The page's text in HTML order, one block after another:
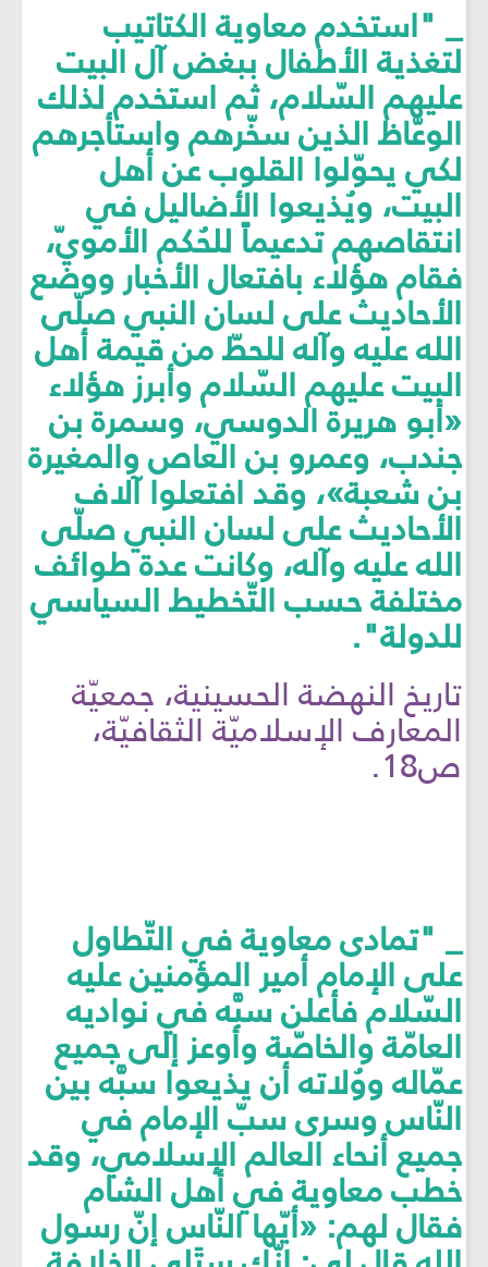
_ "استخدم معاوية الكتاتيب
لتغذية الأطفال ببغض آل البيت
عليهم السّلام، ثم استخدم لذلك
الوعّاظ الذين سخّرهم واستأجرهم
لكي يحوّلوا القلوب عن أهل
البيت، ويُذيعوا الأضاليل في
انتقاصهم تدعيماً للحُكم الأمويّ،
فقام هؤلاء بافتعال الأخبار ووضع
الأحاديث على لسان النبي صلّى
الله عليه وآله للحطّ من قيمة أهل
البيت عليهم السّلام وأبرز هؤلاء
«أبو هريرة الدوسي، وسمرة بن
جندب، وعمرو بن العاص والمغيرة
بن شعبة»، وقد افتعلوا آلاف
الأحاديث على لسان النبي صلّى
الله عليه وآله، وكانت عدة طوائف
مختلفة حسب التّخطيط السياسي
للدولة".
تاريخ النهضة الحسينية، جمعيّة
المعارف الإسلاميّة الثقافيّة،
ص18.
_ "تمادى معاوية في التّطاول
على الإمام أمير المؤمنين عليه
السّلام فأعلن سبَّه في نواديه
العامّة والخاصّة وأوعز إلى جميع
عمّاله ووُلاته أن يذيعوا سبَّه بين
النّاس وسری سبّ الإمام في
جميع أنحاء العالم الإسلامي، وقد
خطب معاوية في أهل الشام
فقال لهم: «أيّها النّاس إنّ رسول